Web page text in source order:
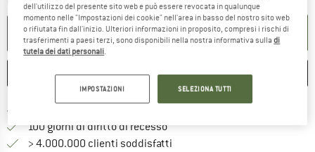
NEL CARRELLO
ANNOTA CONFRONTA
100 giorni di diritto di recessoVai alla politica di recesso qui
> 4.000.000 clienti soddisfatti
dell'utilizzo del presente sito web e può essere revocata in qualunque
momento nelle "Impostazioni dei cookie" nell'area in basso del nostro sito web
o rifiutata fin dall'inizio. Ulteriori informazioni in proposito, compresi i rischi di
trasferimenti a paesi terzi, sono disponibili nella nostra informativa sulladi
tutela dei dati personali.
IMPOSTAZIONI SELEZIONA TUTTI